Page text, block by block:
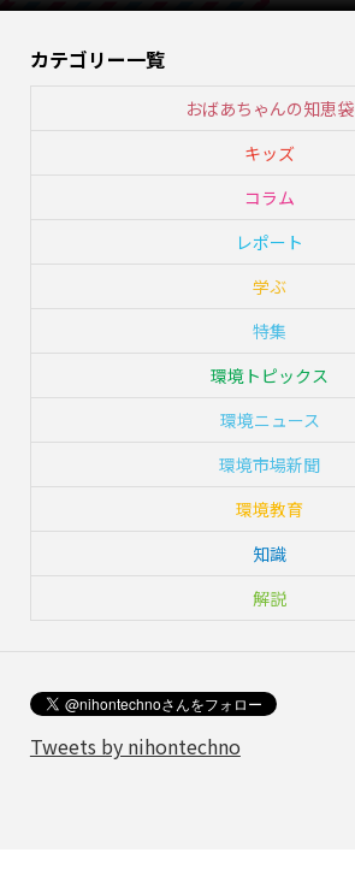
カテゴリー一覧
おばあちゃんの知恵袋
キッズ
コラム
レポート
学ぶ
特集
環境トピックス
環境ニュース
環境市場新聞
環境教育
知識
解説
Tweets by nihontechno